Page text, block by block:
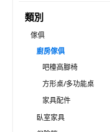
類別
傢俱
廚房傢俱
吧檯高腳椅
方形桌/多功能桌
家具配件
臥室家具